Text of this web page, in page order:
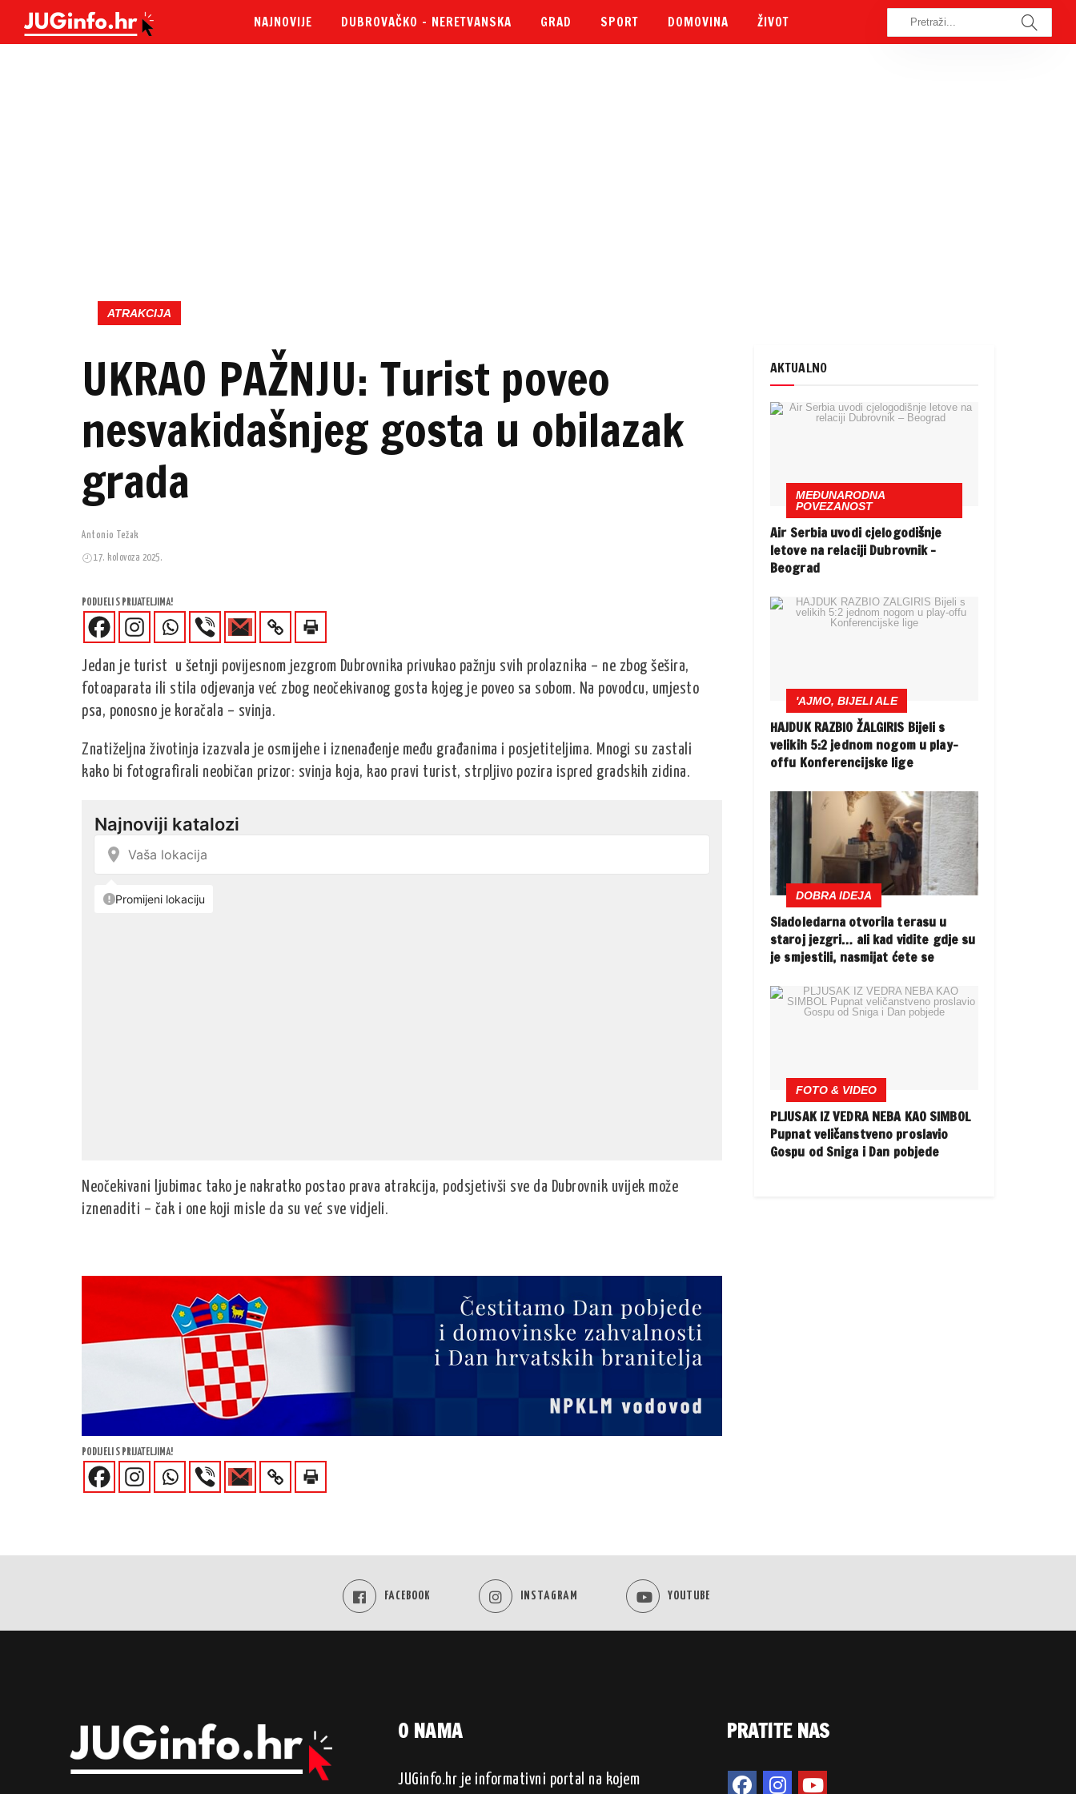
NAJNOVIJE DUBROVAČKO – NERETVANSKA GRAD SPORT DOMOVINA ŽIVOT
ATRAKCIJA
UKRAO PAŽNJU: Turist poveo
nesvakidašnjeg gosta u obilazak
grada
Antonio Težak
17. kolovoza 2025.
PODIJELI S PRIJATELJIMA!
Jedan je turist u šetnji povijesnom jezgrom Dubrovnika privukao pažnju svih prolaznika – ne zbog šešira,
fotoaparata ili stila odjevanja već zbog neočekivanog gosta kojeg je poveo sa sobom. Na povodcu, umjesto
psa, ponosno je koračala – svinja.
Znatiželjna životinja izazvala je osmijehe i iznenađenje među građanima i posjetiteljima. Mnogi su zastali
kako bi fotografirali neobičan prizor: svinja koja, kao pravi turist, strpljivo pozira ispred gradskih zidina.
Neočekivani ljubimac tako je nakratko postao prava atrakcija, podsjetivši sve da Dubrovnik uvijek može
iznenaditi – čak i one koji misle da su već sve vidjeli.
PODIJELI S PRIJATELJIMA!
AKTUALNO
MEĐUNARODNA
POVEZANOST
Air Serbia uvodi cjelogodišnje
letove na relaciji Dubrovnik –
Beograd
'AJMO, BIJELI ALE
HAJDUK RAZBIO ŽALGIRIS Bijeli s
velikih 5:2 jednom nogom u play-
offu Konferencijske lige
DOBRA IDEJA
Sladoledarna otvorila terasu u
staroj jezgri… ali kad vidite gdje su
je smjestili, nasmijat ćete se
FOTO & VIDEO
PLJUSAK IZ VEDRA NEBA KAO SIMBOL
Pupnat veličanstveno proslavio
Gospu od Sniga i Dan pobjede
FACEBOOK INSTAGRAM YOUTUBE
O NAMA
JUGinfo.hr je informativni portal na kojem
PRATITE NAS